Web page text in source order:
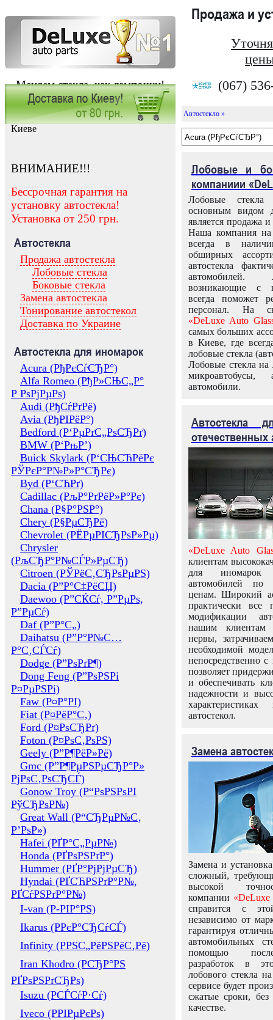
Меняем стекла, как лампочки!
Продажа и
(067)
Заказать установку автостекла в
Киеве
ВНИМАНИЕ!!!
Бессрочная гарантия на
установку автостекла!
Установка от 250 грн.
Автостекла
Продажа автостекла
Лобовые стекла
Боковые стекла
Замена автостекла
Тонирование автостекол
Доставка по Украине
Автостекла для иномарок
Acura (РђРєСѓСЂР°)
Alfa Romeo (РђР»СЊС„Р°
Р РѕРјРµРѕ)
Audi (РђСѓРґРё)
Avia (РђРІРёР°)
Bedford (Р‘РµРґС„РѕСЂРґ)
BMW (Р‘РњР’)
Buick Skylark (Р‘СЊСЋРёРє
РЎРєР°Р№Р»Р°СЂРє)
Byd (Р‘СЋРґ)
Cadillac (РљР°РґРёР»Р°Рє)
Chana (Р§Р°РЅР°)
Chery (Р§РµСЂРё)
Chevrolet (РЁРµРІСЂРѕР»Рµ)
Chrysler
(РљСЂР°Р№СЃР»РµСЂ)
Citroen (РЎРёС‚СЂРѕРµРЅ)
Dacia (Р”Р°С‡РёСЏ)
Daewoo (Р”СЌСѓ, Р”РµРѕ,
Р”РµСѓ)
Daf (Р”Р°С„)
Daihatsu (Р”Р°Р№С…
Р°С‚СЃСѓ)
Dodge (Р”РѕРґР¶)
Dong Feng (Р”РѕРЅРі
Р¤РµРЅРі)
Faw (Р¤Р°РІ)
Fiat (Р¤РёР°С‚)
Ford (Р¤РѕСЂРґ)
Foton (Р¤РѕС‚РѕРЅ)
Geely (Р”Р¶РёР»Рё)
Gmc (Р”Р¶РµРЅРµСЂР°Р»
РјРѕС‚РѕСЂСЃ)
Gonow Troy (Р“РѕРЅРѕРІ
РўСЂРѕР№)
Great Wall (Р“СЂРµР№С‚
Р’РѕР»)
Hafei (РҐР°С„РµР№)
Honda (РҐРѕРЅРґР°)
Hummer (РҐР°РјРјРµСЂ)
Hyndai (РҐСЋРЅРґР°Р№,
РҐСѓРЅРґР°Р№)
I-van (Р-РІР°РЅ)
Ikarus (РРєР°СЂСѓСЃ)
Infinity (РРЅС„РёРЅРёС‚Рё)
Iran Khodro (РСЂР°РЅ
РҐРѕРЅРґСЂРѕ)
Isuzu (РСЃСѓР·Сѓ)
Iveco (РРІРµРєРѕ)
Автостекло »
Лобовые и
компаниии
Лобовые
основным видом
является продажа и
Наша компания на
всегда в
обширных
автостекла
возникающие с
всегда поможет
персонал. На
«DeLuxe Auto
самых больших
в Киеве, где
лобовые стекла
Лобовые стекла на
микроавтобусы,
автомобили.
Автостекла
отечественных
«DeLuxe Auto
клиентам
для иномарок
автомобилей
ценам. Широкий
практически все
модификации
нашим клиентам
нервы,
необходимой
непосредственно
позволяет
и обеспечивать
надежности и
автостекол.
Замена
Замена и
сложный,
высокой
компании «DeLuxe
справится с
независимо от
гарантируя
автомобильных
помощью
разработок в
лобового стекла
сервисе будет
сжатые сроки,
качестве.